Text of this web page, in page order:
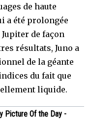
de haute
a été prolongée
de façon
résultats, Juno a
de la géante
du fait que
liquide.
Picture Of the Day -